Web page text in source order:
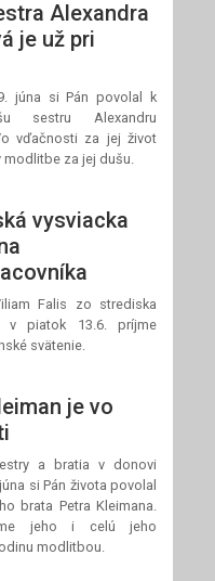
Alexandra
je už pri
júna si Pán povolal k
sestru Alexandru
vďačnosti za jej život
modlitbe za jej dušu.
vysviacka
Falis zo strediska
v piatok 13.6. príjme
svätenie.
je vo
a bratia v donovi
si Pán života povolal
brata Petra Kleimana.
jeho i celú jeho
modlitbou.